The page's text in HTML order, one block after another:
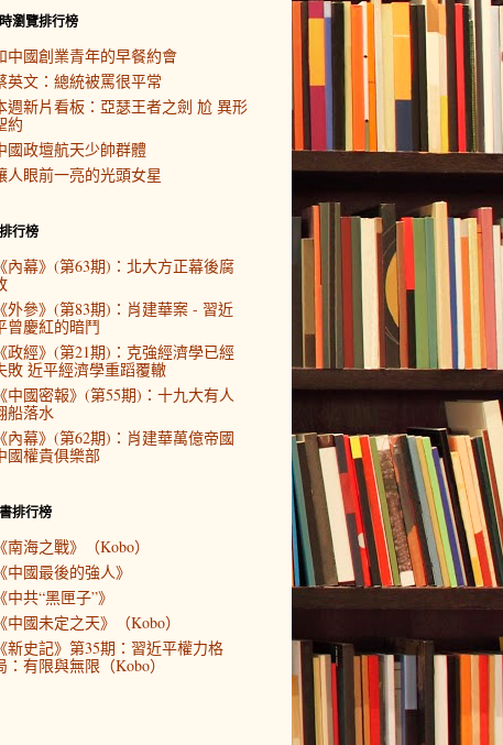
瀏覽排行榜
中國創業青年的早餐約會
英文：總統被罵很平常
週新片看板：亞瑟王者之劍 尬 異形
約
國政壇航天少帥群體
人眼前一亮的光頭女星
行榜
《內幕》(第63期)：北大方正幕後腐
《外參》(第83期)：肖建華案 - 習近
曾慶紅的暗鬥
《政經》(第21期)：克強經濟學已經
敗 近平經濟學重蹈覆轍
《中國密報》(第55期)：十九大有人
船落水
《內幕》(第62期)：肖建華萬億帝國
國權貴俱樂部
排行榜
《南海之戰》（Kobo）
《中國最後的強人》
《中共“黑匣子”》
《中國未定之天》（Kobo）
《新史記》第35期：習近平權力格
：有限與無限（Kobo）